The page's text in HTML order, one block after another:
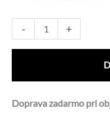
-
množstvo
Bestway
in-
+
Doprava zadarmo pri